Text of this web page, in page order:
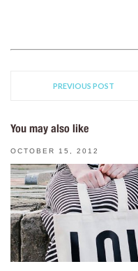
PREVIOUS POST
You may also like
OCTOBER 15, 2012